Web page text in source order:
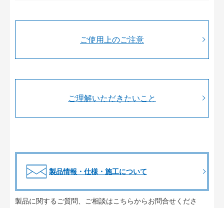
ご使用上のご注意
ご理解いただきたいこと
製品情報・仕様・施工について
製品に関するご質問、ご相談はこちらからお問合せくださ